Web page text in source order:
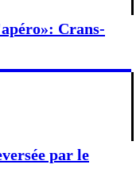
Crans-
par le